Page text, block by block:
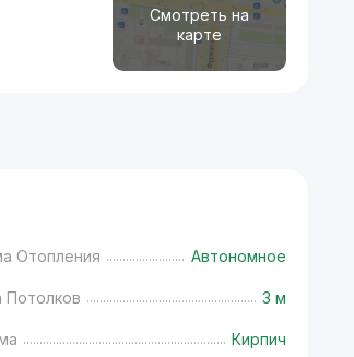
Смотреть на
карте
Отопления Автономное
Потолков 3 м
Кирпич